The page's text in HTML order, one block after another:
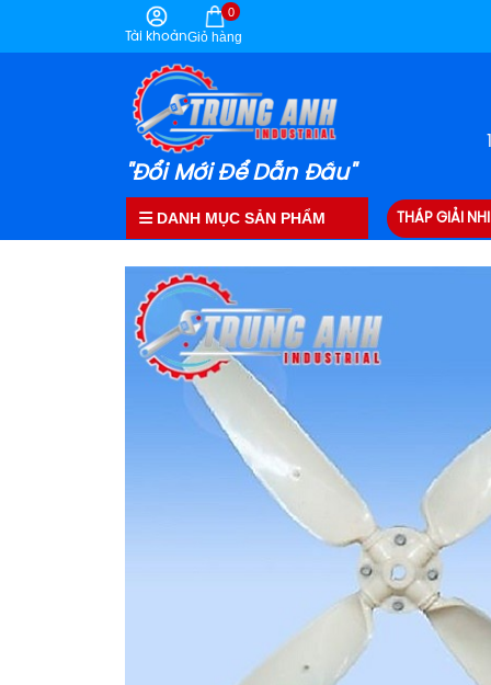
Tài khoảnGiỏ hàng
0
"Đổi Mới Để Dẫn Đầu"
DANH MỤC SẢN PHẨM THÁP GIẢI